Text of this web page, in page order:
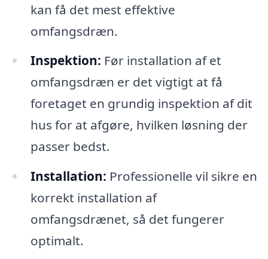
kan få det mest effektive
omfangsdræn.
Inspektion: Før installation af et
omfangsdræn er det vigtigt at få
foretaget en grundig inspektion af dit
hus for at afgøre, hvilken løsning der
passer bedst.
Installation: Professionelle vil sikre en
korrekt installation af
omfangsdrænet, så det fungerer
optimalt.